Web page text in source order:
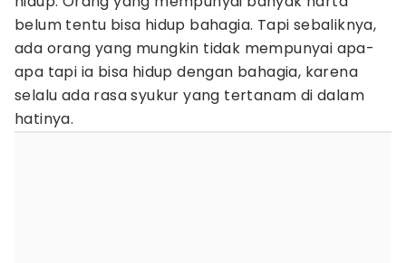
belum tentu bisa hidup bahagia. Tapi sebaliknya,
ada orang yang mungkin tidak mempunyai apa-
apa tapi ia bisa hidup dengan bahagia, karena
selalu ada rasa syukur yang tertanam di dalam
hatinya.